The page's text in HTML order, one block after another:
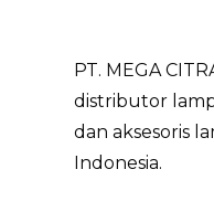
PT. MEGA
distributor
dan aksesoris
Indonesia.